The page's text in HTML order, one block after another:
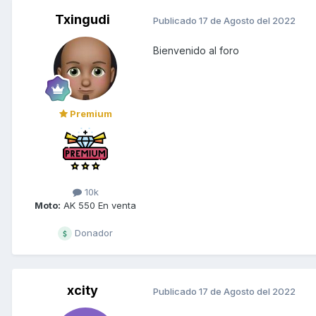
Txingudi
Premium
10k
Moto: AK 550 En venta
Donador
Publicado 17 de Agosto del 2022
Bienvenido al foro
xcity Publicado 17 de Agosto del 2022